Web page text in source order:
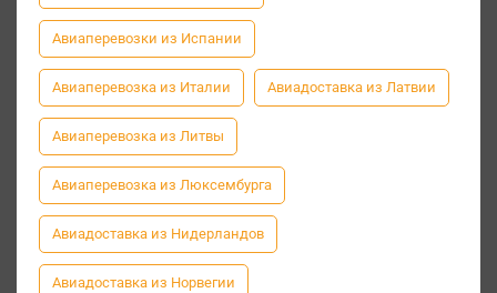
Авиаперевозки из Испании
Авиаперевозка из Италии Авиадоставка из Латвии
Авиаперевозка из Литвы
Авиаперевозка из Люксембурга
Авиадоставка из Нидерландов
Авиадоставка из Норвегии